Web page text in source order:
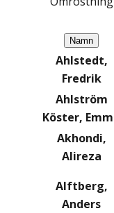
Namn
Ahlstedt,
Fredrik
Ahlström
Köster,
Akhondi,
Alireza
Alftberg,
Anders